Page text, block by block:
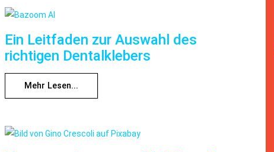
Ein Leitfaden zur Auswahl des
richtigen Dentalklebers
Mehr Lesen...